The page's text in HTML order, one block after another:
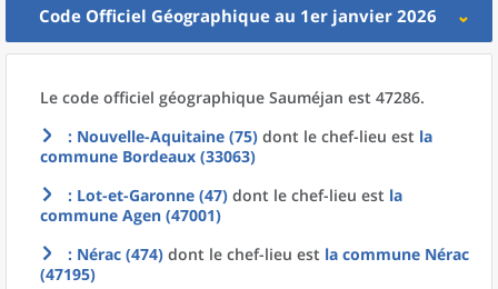
Code Officiel Géographique au 1er janvier 2026
Le code officiel géographique Sauméjan est 47286.
: Nouvelle-Aquitaine (75) dont le chef-lieu est la
commune Bordeaux (33063)
: Lot-et-Garonne (47) dont le chef-lieu est la
commune Agen (47001)
: Nérac (474) dont le chef-lieu est la commune Nérac
(47195)